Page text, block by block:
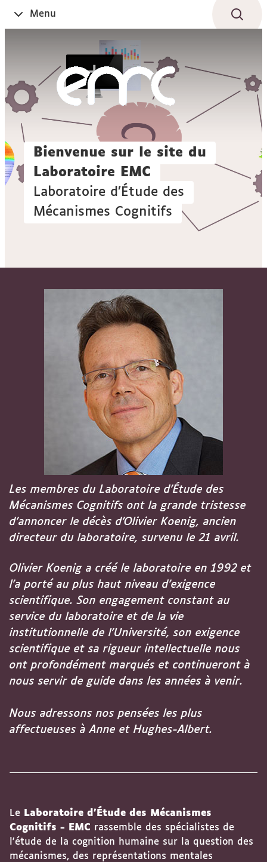
Ouvrir
le
Menu
Bienvenue sur le site du
Laboratoire EMC
Laboratoire d’Étude des
Mécanismes Cognitifs
Les membres du Laboratoire d’Étude des
Mécanismes Cognitifs ont la grande tristesse
d’annoncer le décès d’Olivier Koenig, ancien
directeur du laboratoire, survenu le 21 avril.
Olivier Koenig a créé le laboratoire en 1992 et
l’a porté au plus haut niveau d’exigence
scientifique. Son engagement constant au
service du laboratoire et de la vie
institutionnelle de l’Université, son exigence
scientifique et sa rigueur intellectuelle nous
ont profondément marqués et continueront à
nous servir de guide dans les années à venir.
Nous adressons nos pensées les plus
affectueuses à Anne et Hughes-Albert.
Le
Laboratoire d'Étude des Mécanismes
Cognitifs - EMC rassemble des spécialistes de
l'étude de la cognition humaine sur la question des
mécanismes, des représentations mentales